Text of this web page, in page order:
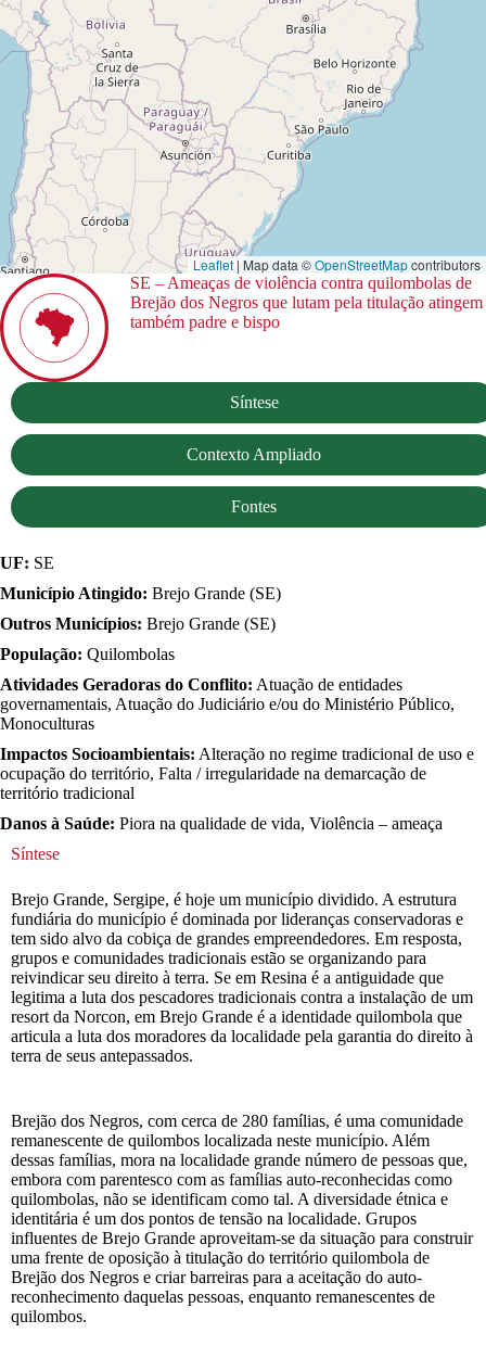
Leaflet | Map data ©OpenStreetMapcontributors
SE – Ameaças de violência contra quilombolas de
Brejão dos Negros que lutam pela titulação atingem
também padre e bispo
Síntese
Contexto Ampliado
Fontes
UF: SE
Município Atingido: Brejo Grande (SE)
Outros Municípios: Brejo Grande (SE)
População: Quilombolas
Atividades Geradoras do Conflito: Atuação de entidades
governamentais, Atuação do Judiciário e/ou do Ministério Público,
Monoculturas
Impactos Socioambientais: Alteração no regime tradicional de uso e
ocupação do território, Falta / irregularidade na demarcação de
território tradicional
Danos à Saúde: Piora na qualidade de vida, Violência – ameaça
Síntese
Brejo Grande, Sergipe, é hoje um município dividido. A estrutura
fundiária do município é dominada por lideranças conservadoras e
tem sido alvo da cobiça de grandes empreendedores. Em resposta,
grupos e comunidades tradicionais estão se organizando para
reivindicar seu direito à terra. Se em Resina é a antiguidade que
legitima a luta dos pescadores tradicionais contra a instalação de um
resort da Norcon, em Brejo Grande é a identidade quilombola que
articula a luta dos moradores da localidade pela garantia do direito à
terra de seus antepassados.
Brejão dos Negros, com cerca de 280 famílias, é uma comunidade
remanescente de quilombos localizada neste município. Além
dessas famílias, mora na localidade grande número de pessoas que,
embora com parentesco com as famílias auto-reconhecidas como
quilombolas, não se identificam como tal. A diversidade étnica e
identitária é um dos pontos de tensão na localidade. Grupos
influentes de Brejo Grande aproveitam-se da situação para construir
uma frente de oposição à titulação do território quilombola de
Brejão dos Negros e criar barreiras para a aceitação do auto-
reconhecimento daquelas pessoas, enquanto remanescentes de
quilombos.